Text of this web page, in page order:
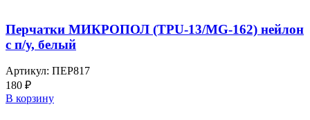
Перчатки МИКРОПОЛ (TPU-13/MG-162) нейлон
с п/у, белый
Артикул: ПЕР817
180 ₽
В корзину